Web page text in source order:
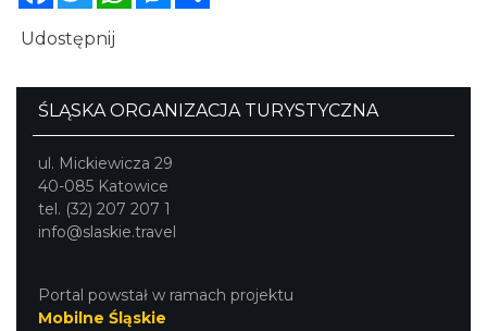
Produkt Turystyczny, przyznany w 2006 r. przez
Polską Organizację Turystyczną. Tegoroczna edycja
turystyczną perełką naszego regionu.
Udostępnij
ŚLĄSKA ORGANIZACJA TURYSTYCZNA
ul. Mickiewicza 29
40-085 Katowice
tel. (32) 207 207 1
info@slaskie.travel
Portal powstał w ramach projektu
Mobilne Śląskie